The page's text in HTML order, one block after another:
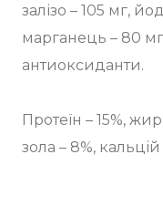
залізо – 105 мг,
марганець – 80
антиоксиданти.
Протеїн – 15%, жир
зола – 8%,